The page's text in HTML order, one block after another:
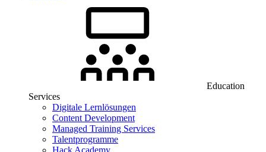
Education
Services
Digitale Lernlösungen
Content Development
Managed Training Services
Talentprogramme
Hack Academy